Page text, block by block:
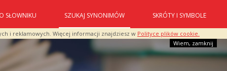
i reklamowych. Więcej informacji znajdziesz w Polityce plików cookie.
Wiem, zamknij
O SŁOWNIKU SZUKAJ SYNONIMÓW SKRÓTY I SYMBOLE